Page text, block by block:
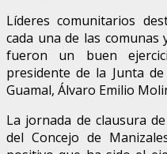
Líderes comunitarios
cada una de las
fueron un buen
presidente de la Junta
Guamal, Álvaro Emilio
La jornada de clausura
del Concejo de